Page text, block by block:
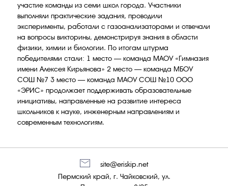
участие команды из семи школ города. Участники
выполняли практические задания, проводили
эксперименты, работали с газоанализаторами и отвечали
на вопросы викторины, демонстрируя знания в области
физики, химии и биологии. По итогам штурма
победителями стали: 1 место — команда МАОУ «Гимназия
имени Алексея Кирьянова» 2 место — команда МБОУ
СОШ №7 3 место — команда МАОУ СОШ №10 ООО
«ЭРИС» продолжает поддерживать образовательные
инициативы, направленные на развитие интереса
школьников к науке, инженерным направлениям и
современным технологиям.
Пермский край, г. Чайковский, ул.
site@eriskip.net